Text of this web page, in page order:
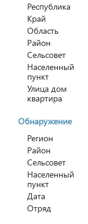
Республика
Край
Область
Район
Сельсовет
Населенный
пункт
Улица дом
квартира
Обнаружение
Регион
Район
Сельсовет
Населенный
пункт
Дата
Отряд